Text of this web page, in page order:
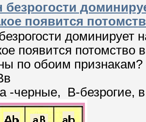
безрогости
появится
доминирует
появится потомство
по обоим признакам?
-черные, В-безрогие,